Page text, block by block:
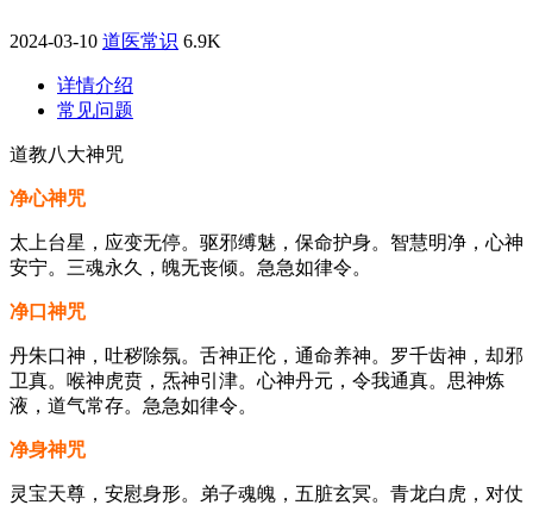
2024-03-10 道医常识 6.9K
详情介绍
常见问题
道教八大神咒
净心神咒
太上台星，应变无停。驱邪缚魅，保命护身。智慧明净，心神
安宁。三魂永久，魄无丧倾。急急如律令。
净口神咒
丹朱口神，吐秽除氛。舌神正伦，通命养神。罗千齿神，却邪
卫真。喉神虎贲，炁神引津。心神丹元，令我通真。思神炼
液，道气常存。急急如律令。
净身神咒
灵宝天尊，安慰身形。弟子魂魄，五脏玄冥。青龙白虎，对仗